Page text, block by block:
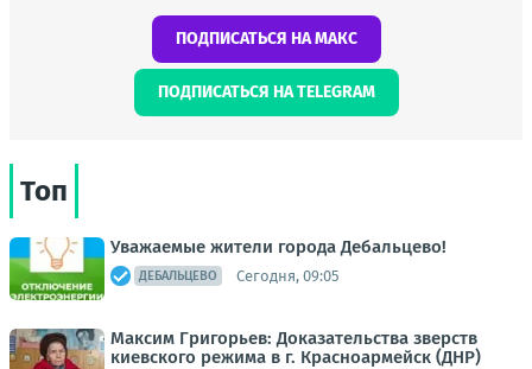
ПОДПИСАТЬСЯ НА МАКС
ПОДПИСАТЬСЯ НА TELEGRAM
Топ
Уважаемые жители города Дебальцево!
ДЕБАЛЬЦЕВО Сегодня, 09:05
Максим Григорьев: Доказательства зверств
киевского режима в г. Красноармейск (ДНР)